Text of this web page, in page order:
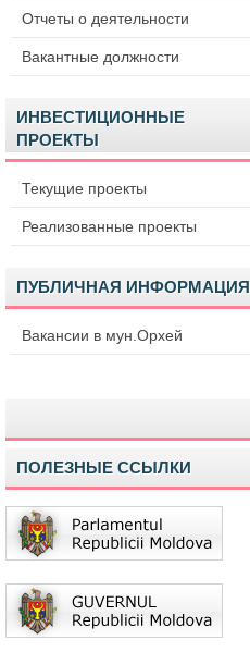
Отчеты о деятельности
Вакантные должности
ИНВЕСТИЦИОННЫЕ
ПРОЕКТЫ
Текущие проекты
Реализованные проекты
ПУБЛИЧНАЯ ИНФОРМАЦИЯ
Вакансии в мун.Орхей
ПОЛЕЗНЫЕ ССЫЛКИ